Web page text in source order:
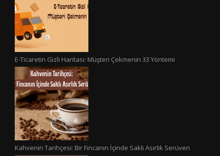
E-Ticaretin Gizli Haritası: Müşteri Çekmenin 33 Yöntemi
Kahvenin Tarihçesi: Bir Fincanın İçinde Saklı Asırlık Serüven